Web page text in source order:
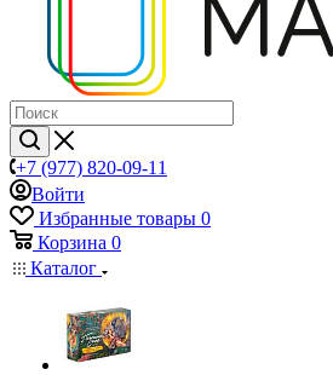
+7 (977) 820-09-11
Войти
Избранные товары 0
Корзина 0
Каталог